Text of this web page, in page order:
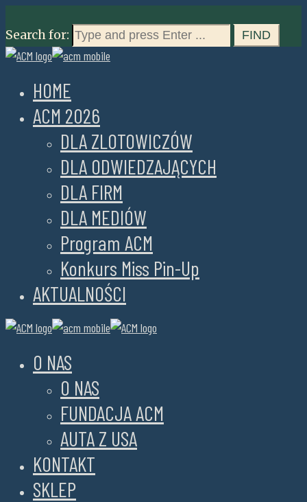
Search for:
HOME
ACM 2026
DLA ZLOTOWICZÓW
DLA ODWIEDZAJĄCYCH
DLA FIRM
DLA MEDIÓW
Program ACM
Konkurs Miss Pin-Up
AKTUALNOŚCI
O NAS
O NAS
FUNDACJA ACM
AUTA Z USA
KONTAKT
SKLEP